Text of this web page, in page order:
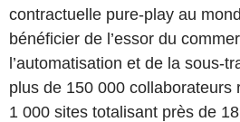
contractuelle pure-play au
bénéficier de l’essor du
l’automatisation et de la sous-
plus de 150 000 collaborateurs
1 000 sites totalisant près de